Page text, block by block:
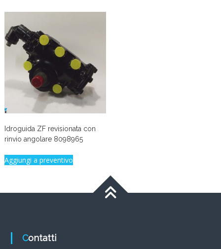
Idroguida ZF revisionata con
rinvio angolare 8098965
Aggiungi a preventivo
Contatti